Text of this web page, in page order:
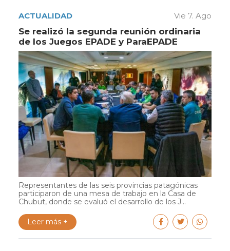
ACTUALIDAD Vie 7. Ago
Se realizó la segunda reunión ordinaria
de los Juegos EPADE y ParaEPADE
Representantes de las seis provincias patagónicas
participaron de una mesa de trabajo en la Casa de
Chubut, donde se evaluó el desarrollo de los J...
Leer más +